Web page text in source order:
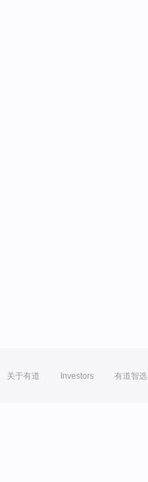
关于有道 Investors 有道智选